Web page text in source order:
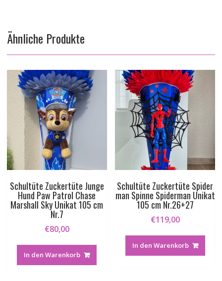
Ähnliche Produkte
Schultüte Zuckertüte Junge
Hund Paw Patrol Chase
Marshall Sky Unikat 105 cm
Nr.7
€80,00
In den Warenkorb
Schultüte Zuckertüte Spider
man Spinne Spiderman Unikat
105 cm Nr.26+27
€119,00
In den Warenkorb